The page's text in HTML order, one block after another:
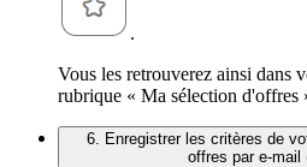
.
Vous les retrouverez ainsi dans
rubrique « Ma sélection d'offres
6. Enregistrer les critères de
offres par e-mail